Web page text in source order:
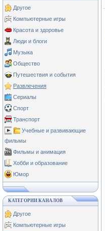
Другое
Компьютерные игры
Красота и здоровье
Люди и блоги
Музыка
Общество
Путешествия и события
Развлечения
Сериалы
Спорт
Транспорт
Учебные и развивающие
фильмы
Фильмы и анимация
Хобби и образование
Юмор
КАТЕГОРИИ КАНАЛОВ
Другое
Компьютерные игры